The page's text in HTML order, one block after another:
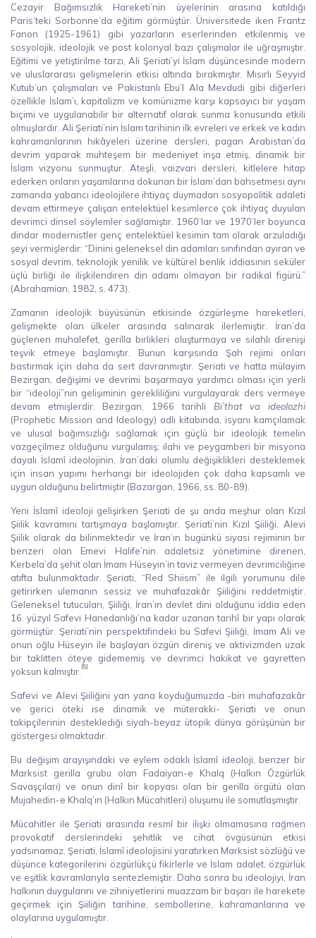
Cezayir Bağımsızlık Hareketi’nin üyelerinin arasına katıldığı
Paris’teki Sorbonne’da eğitim görmüştür. Üniversitede iken Frantz
Fanon (1925-1961) gibi yazarların eserlerinden etkilenmiş ve
sosyolojik, ideolojik ve post kolonyal bazı çalışmalar ile uğraşmıştır.
Eğitimi ve yetiştirilme tarzı, Ali Şeriati’yi İslam düşüncesinde modern
ve uluslararası gelişmelerin etkisi altında bırakmıştır. Mısırlı Seyyid
Kutub’un çalışmaları ve Pakistanlı Ebu’l Ala Mevdudi gibi diğerleri
özellikle İslam’ı, kapitalizm ve komünizme karşı kapsayıcı bir yaşam
biçimi ve uygulanabilir bir alternatif olarak sunma konusunda etkili
olmuşlardır. Ali Şeriati’nin İslam tarihinin ilk evreleri ve erkek ve kadın
kahramanlarının hikâyeleri üzerine dersleri, pagan Arabistan’da
devrim yaparak muhteşem bir medeniyet inşa etmiş, dinamik bir
İslam vizyonu sunmuştur. Ateşli, vaizvari dersleri, kitlelere hitap
ederken onların yaşamlarına dokunan bir İslam’dan bahsetmesi aynı
zamanda yabancı ideolojilere ihtiyaç duymadan sosyopolitik adaleti
devam ettirmeye çalışan entelektüel kesimlerce çok ihtiyaç duyulan
devrimci dinsel söylemler sağlamıştır. 1960’lar ve 1970’ler boyunca
dindar modernistler genç entelektüel kesimin tam olarak arzuladığı
şeyi vermişlerdir: “Dinini geleneksel din adamları sınıfından ayıran ve
sosyal devrim, teknolojik yenilik ve kültürel benlik iddiasının seküler
üçlü birliği ile ilişkilendiren din adamı olmayan bir radikal figürü.”
(Abrahamian, 1982, s. 473).
Zamanın ideolojik büyüsünün etkisinde özgürleşme hareketleri,
gelişmekte olan ülkeler arasında salınarak ilerlemiştir. İran’da
güçlenen muhalefet, gerilla birlikleri oluşturmaya ve silahlı direnişi
teşvik etmeye başlamıştır. Bunun karşısında Şah rejimi onları
bastırmak için daha da sert davranmıştır. Şeriati ve hatta mülayim
Bezirgan, değişimi ve devrimi başarmaya yardımcı olması için yerli
bir “ideoloji”nin gelişiminin gerekliliğini vurgulayarak ders vermeye
devam etmişlerdir. Bezirgan, 1966 tarihli Bi’that va ideolozhi
(Prophetic Mission and Ideology) adlı kitabında, isyanı kamçılamak
ve ulusal bağımsızlığı sağlamak için güçlü bir ideolojik temelin
vazgeçilmez olduğunu vurgulamış; ilahi ve peygamberi bir misyona
dayalı İslamî ideolojinin, İran’daki olumlu değişiklikleri desteklemek
için insan yapımı herhangi bir ideolojiden çok daha kapsamlı ve
uygun olduğunu belirtmiştir (Bazargan, 1966, ss. 80-89).
Yeni İslamî ideoloji gelişirken Şeriati de şu anda meşhur olan Kızıl
Şiilik kavramını tartışmaya başlamıştır. Şeriati’nin Kızıl Şiiliği, Alevi
Şiilik olarak da bilinmektedir ve İran’ın bugünkü siyasi rejiminin bir
benzeri olan Emevi Halife’nin adaletsiz yönetimine direnen,
Kerbela’da şehit olan İmam Hüseyin’in taviz vermeyen devrimciliğine
atıfta bulunmaktadır. Şeriati, “Red Shiism” ile ilgili yorumunu dile
getirirken ulemanın sessiz ve muhafazakâr Şiiliğini reddetmiştir.
Geleneksel tutucuları, Şiiliği, İran’ın devlet dini olduğunu iddia eden
16. yüzyıl Safevi Hanedanlığı’na kadar uzanan tarihî bir yapı olarak
görmüştür. Şeriati’nin perspektifindeki bu Safevi Şiiliği, İmam Ali ve
onun oğlu Hüseyin ile başlayan özgün direniş ve aktivizmden uzak
bir taklitten öteye gidememiş ve devrimci hakikat ve gayretten
yoksun kalmıştır. [5]
Safevi ve Alevi Şiiliğini yan yana koyduğumuzda -biri muhafazakâr
ve gerici öteki ise dinamik ve müterakki- Şeriati ve onun
takipçilerinin desteklediği siyah-beyaz ütopik dünya görüşünün bir
göstergesi olmaktadır.
Bu değişim arayışındaki ve eylem odaklı İslamî ideoloji, benzer bir
Marksist gerilla grubu olan Fadaiyan-e Khalq (Halkın Özgürlük
Savaşçıları) ve onun dinî bir kopyası olan bir gerilla örgütü olan
Mujahedin-e Khalq’ın (Halkın Mücahitleri) oluşumu ile somutlaşmıştır.
Mücahitler ile Şeriati arasında resmî bir ilişki olmamasına rağmen
provokatif derslerindeki şehitlik ve cihat övgüsünün etkisi
yadsınamaz. Şeriati, İslamî ideolojisini yaratırken Marksist sözlüğü ve
düşünce kategorilerini özgürlükçü fikirlerle ve İslam adalet, özgürlük
ve eşitlik kavramlarıyla sentezlemiştir. Daha sonra bu ideolojiyi, İran
halkının duygularını ve zihniyetlerini muazzam bir başarı ile harekete
geçirmek için Şiiliğin tarihine, sembollerine, kahramanlarına ve
olaylarına uygulamıştır.